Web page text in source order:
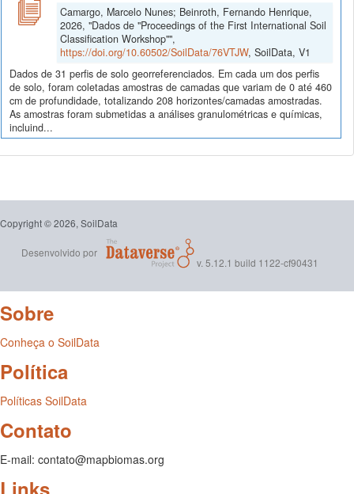
Camargo, Marcelo Nunes; Beinroth, Fernando Henrique,
2026, "Dados de "Proceedings of the First International Soil
Classification Workshop"",
https://doi.org/10.60502/SoilData/76VTJW, SoilData, V1
Dados de 31 perfis de solo georreferenciados. Em cada um dos perfis
de solo, foram coletadas amostras de camadas que variam de 0 até 460
cm de profundidade, totalizando 208 horizontes/camadas amostradas.
As amostras foram submetidas a análises granulométricas e químicas,
incluind...
Copyright © 2026, SoilData
Desenvolvido por
v. 5.12.1 build 1122-cf90431
Sobre
Conheça o SoilData
Política
Políticas SoilData
Contato
E-mail: contato@mapbiomas.org
Links